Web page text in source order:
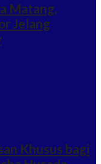
Matang,
Jelang
Khusus bagi